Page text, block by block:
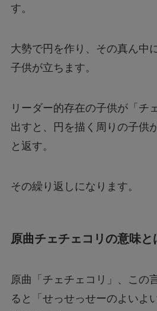
す。
大勢で円を作り、その真ん中
子供が立ちます。
リーダー的存在の子供が「チ
出すと、円を描く周りの子供
と返す。
その繰り返しになります。
原曲チェチェコリの意味と
原曲「チェチェコリ」、この
ると「せっせっせーのよいよ